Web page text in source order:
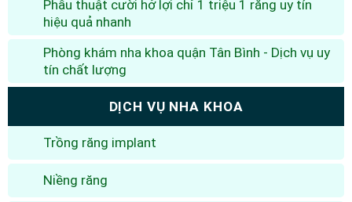
Phẫu thuật cười hở lợi chỉ 1 triệu 1 răng uy tín
hiệu quả nhanh
Phòng khám nha khoa quận Tân Bình - Dịch vụ uy
tín chất lượng
DỊCH VỤ NHA KHOA
Trồng răng implant
Niềng răng